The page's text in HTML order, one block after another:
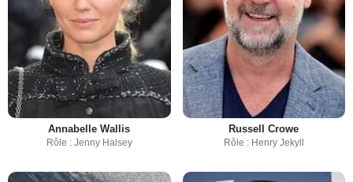
Annabelle Wallis
Rôle : Jenny Halsey
Russell Crowe
Rôle : Henry Jekyll